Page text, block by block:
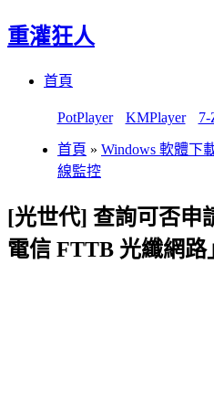
重灌狂人
首頁
PotPlayer KMPlayer 7-
首頁 » Windows 軟體下
線監控
[光世代] 查詢可否申
電信 FTTB 光纖網路